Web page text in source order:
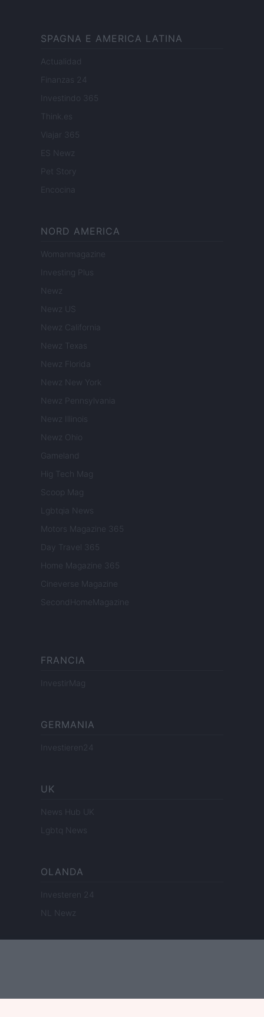
SPAGNA E AMERICA LATINA
Actualidad
Finanzas 24
Investindo 365
Think.es
Viajar 365
ES Newz
Pet Story
Encocina
NORD AMERICA
Womanmagazine
Investing Plus
Newz
Newz US
Newz California
Newz Texas
Newz Florida
Newz New York
Newz Pennsylvania
Newz Illinois
Newz Ohio
Gameland
Hig Tech Mag
Scoop Mag
Lgbtqia News
Motors Magazine 365
Day Travel 365
Home Magazine 365
Cineverse Magazine
SecondHomeMagazine
FRANCIA
InvestirMag
GERMANIA
Investieren24
UK
News Hub UK
Lgbtq News
OLANDA
Investeren 24
NL Newz